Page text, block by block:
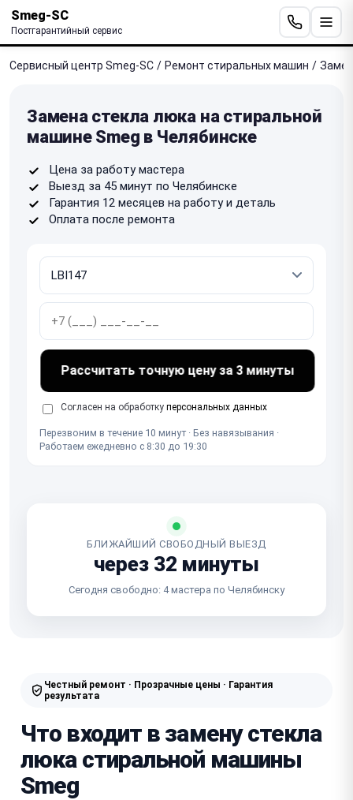
Smeg-SC
Постгарантийный сервис
Сервисный центр Smeg-SC / Ремонт стиральных машин /
Замена стекла люка на стиральной
машине Smeg в Челябинске
Цена за работу мастера
Выезд за 45 минут по Челябинске
Гарантия 12 месяцев на работу и деталь
Оплата после ремонта
Рассчитать точную цену за 3 минуты
Согласен на обработку персональных данных
Перезвоним в течение 10 минут · Без навязывания ·
Работаем ежедневно с 8:30 до 19:30
БЛИЖАЙШИЙ СВОБОДНЫЙ ВЫЕЗД
через 32 минуты
Сегодня свободно: 4 мастера по Челябинску
Честный ремонт · Прозрачные цены · Гарантия
результата
Что входит в замену стекла
люка стиральной машины
Smeg